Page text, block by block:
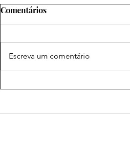
Comentários
Escreva um comentário